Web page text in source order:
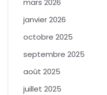
mars 2026
janvier 2026
octobre 2025
septembre 2025
août 2025
juillet 2025